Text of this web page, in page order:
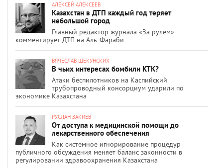
АЛЕКСЕЙ АЛЕКСЕЕВ
Казахстан в ДТП каждый год теряет
небольшой город
Главный редактор журнала «За рулём»
комментирует ДТП на Аль-Фараби
ВЯЧЕСЛАВ ЩЕКУНСКИХ
В чьих интересах бомбили КТК?
Атаки беспилотников на Каспийский
трубопроводный консорциум ударили по
экономике Казахстана
РУСЛАН ЗАКИЕВ
От доступа к медицинской помощи до
лекарственного обеспечения
Как системное игнорирование процедур
публичного обсуждения меняет баланс законности в
регулировании здравоохранения Казахстана